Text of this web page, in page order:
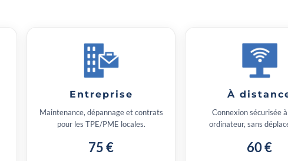
Entreprise
Maintenance, dépannage et contrats
pour les TPE/PME locales.
75 €
À
Connexion sécurisée
ordinateur, sans
60 €